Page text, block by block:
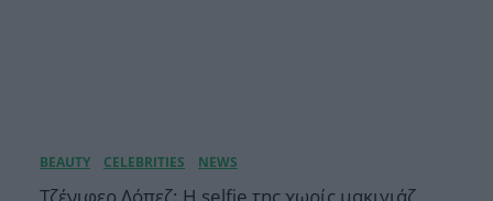
Τζένιφερ Λόπεζ: Η selfie της χωρίς μακιγιάζ